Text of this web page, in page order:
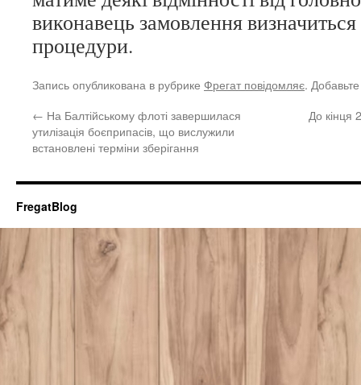
виконавець замовлення
процедури.
Запись опубликована в рубрике Фрегат повідомляє.
← На Балтійському флоті завершилася
утилізація боєприпасів, що вислужили
встановлені терміни зберігання
До кінця
FregatBlog